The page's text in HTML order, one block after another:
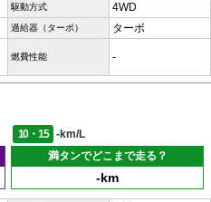
駆動方式 4WD
過給器（ターボ） ターボ
燃費性能 -
10・15
-km/L
満タンでどこまで走る？
-km